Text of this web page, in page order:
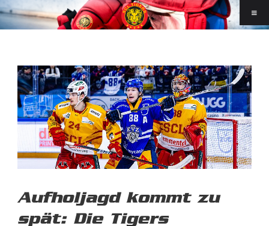
Aufholjagd kommt zu
spät: Die Tigers